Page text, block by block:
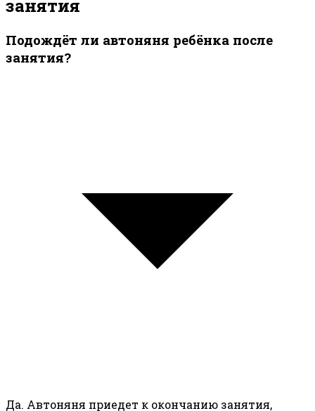
занятия
Подождёт ли автоняня ребёнка после
занятия?
Да. Автоняня приедет к окончанию занятия,